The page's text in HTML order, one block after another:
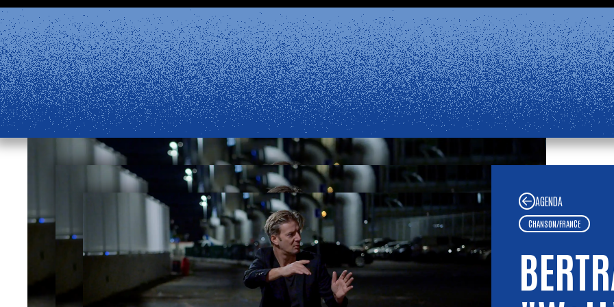
Aller au contenu principal
du 24 août et la billetterie physique rouvrira mercredi 2 septembre, 14:00.
disponible. Retrouvez les réponses à vos questions dans notreFoire aux Questions. Bel été !
LE ROCHER DE PALMEREST FERMÉ
AGENDA
CHANSON/FRANCE